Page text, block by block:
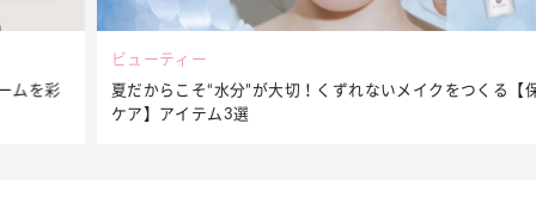
ビューティー
夏だからこそ“水分”が大切！くずれないメイクをつくる【保湿
ケア】アイテム3選